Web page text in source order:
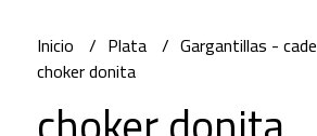
Inicio Plata
Gargantillas -
choker donita